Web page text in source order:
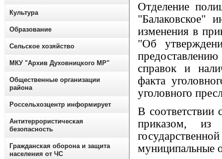
Отделение
"Балаковское"
изменения в
"Об
справок и
факта
уголовного
В соответствии
приказом, из
муниципальные
Культура
Образование
Сельское хозяйство
МКУ "Архив Духовницкого МР"
Общественные организации
района
Россельхозцентр информирует
Антитеррористическая
безопасность
Гражданская оборона и защита
населения от ЧС